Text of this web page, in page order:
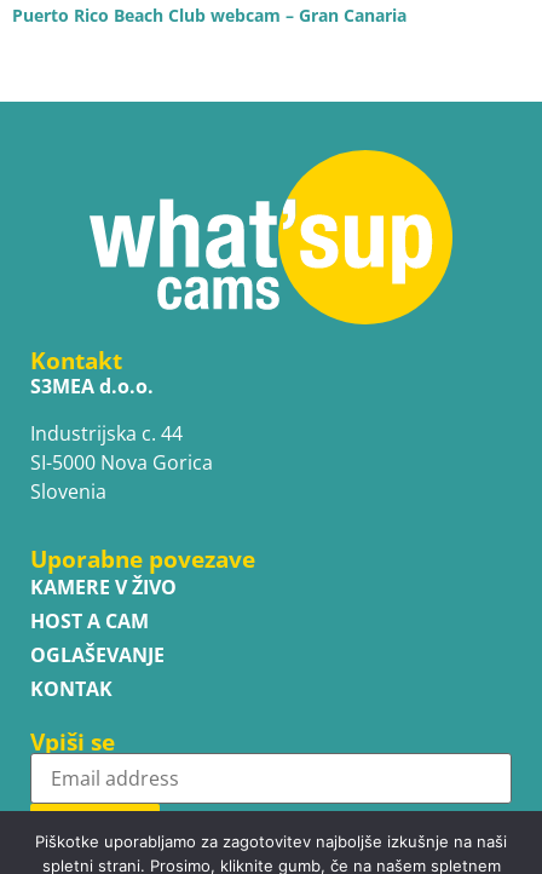
Puerto Rico Beach Club webcam – Gran Canaria
Kontakt
S3MEA d.o.o.
Industrijska c. 44
SI-5000 Nova Gorica
Slovenia
Uporabne povezave
KAMERE V ŽIVO
HOST A CAM
OGLAŠEVANJE
KONTAK
Vpiši se
Subscribe
Piškotke uporabljamo za zagotovitev najboljše izkušnje na naši
spletni strani. Prosimo, kliknite gumb, če na našem spletnem